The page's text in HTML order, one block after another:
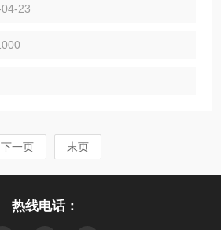
流量，转子圆周线速度约为10-20m/s，
要求，由于流量较高，因而不会在管道
23
下一页 末页
热线电话：